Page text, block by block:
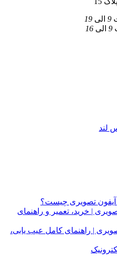
9 الی 19
9 الی 16
لند
تصویری چیست؟
| خرید، تعمیر و راهنمای
| راهنمای کامل عیب یابی،